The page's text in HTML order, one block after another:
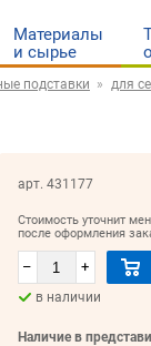
Материалы
и cырье
подставки для
арт. 431177
Стоимость уточнит
после оформления
– +
в наличии
Наличие в